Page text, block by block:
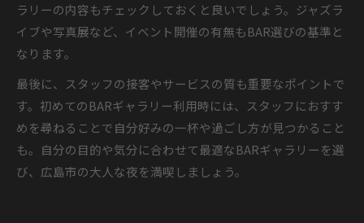
ラリーの内容もチェックしておくと良いでしょう。ジャズラ
イブや写真展など、イベント開催の有無もBAR選びの基準と
なります。
最後に、スタッフの接客やサービスの質も重要なポイントで
す。初めてのBARギャラリー利用時には、スタッフにおすす
めを尋ねることで自分好みの一杯や過ごし方が見つかること
も。自分の目的や気分に合わせて最適なBARギャラリーを選
び、広島市の大人な夜を満喫しましょう。